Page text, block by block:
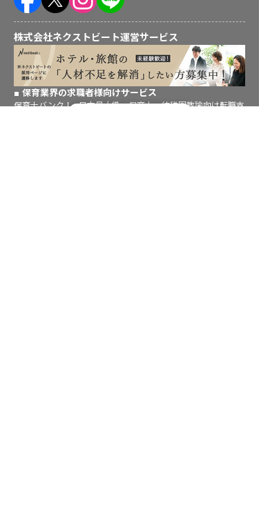
株式会社ネクストビート運営サービス
保育業界の求職者様向けサービス
保育士バンク！ - 日本最大級。保育士・幼稚園教諭向け転職支